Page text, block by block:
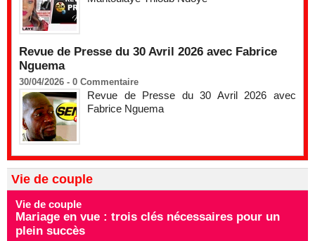
Revue de Presse du 30 Avril 2026 avec Fabrice
Nguema
30/04/2026 - 0 Commentaire
Revue de Presse du 30 Avril 2026 avec
Fabrice Nguema
Vie de couple
Vie de couple
Mariage en vue : trois clés nécessaires pour un
plein succès